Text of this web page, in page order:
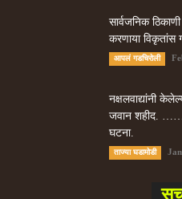
सार्वजनिक
करणा­या विकृतांस
आपलं गडचिरोली
नक्षलवाद्यांनी
जवान शहीद.
घटना.
ताज्या घडामोडी